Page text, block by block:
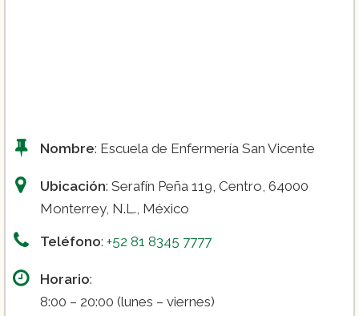
Nombre: Escuela de Enfermería San Vicente
Ubicación: Serafín Peña 119, Centro, 64000
Monterrey, N.L., México
Teléfono: +52 81 8345 7777
Horario:
8:00 – 20:00 (lunes – viernes)